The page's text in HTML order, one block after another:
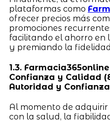
plataformas como
ofrecer precios más
promociones
facilitando el ahorro en
y premiando la
1.3.
Confianza y Calidad
Autoridad y
Al momento de
con la salud, la